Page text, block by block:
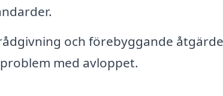
och förebyggande
med avloppet.